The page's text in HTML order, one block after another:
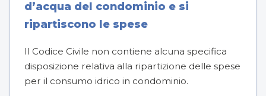
d’acqua del condominio e si
ripartiscono le spese
Il Codice Civile non contiene alcuna specifica
disposizione relativa alla ripartizione delle spese
per il consumo idrico in condominio.